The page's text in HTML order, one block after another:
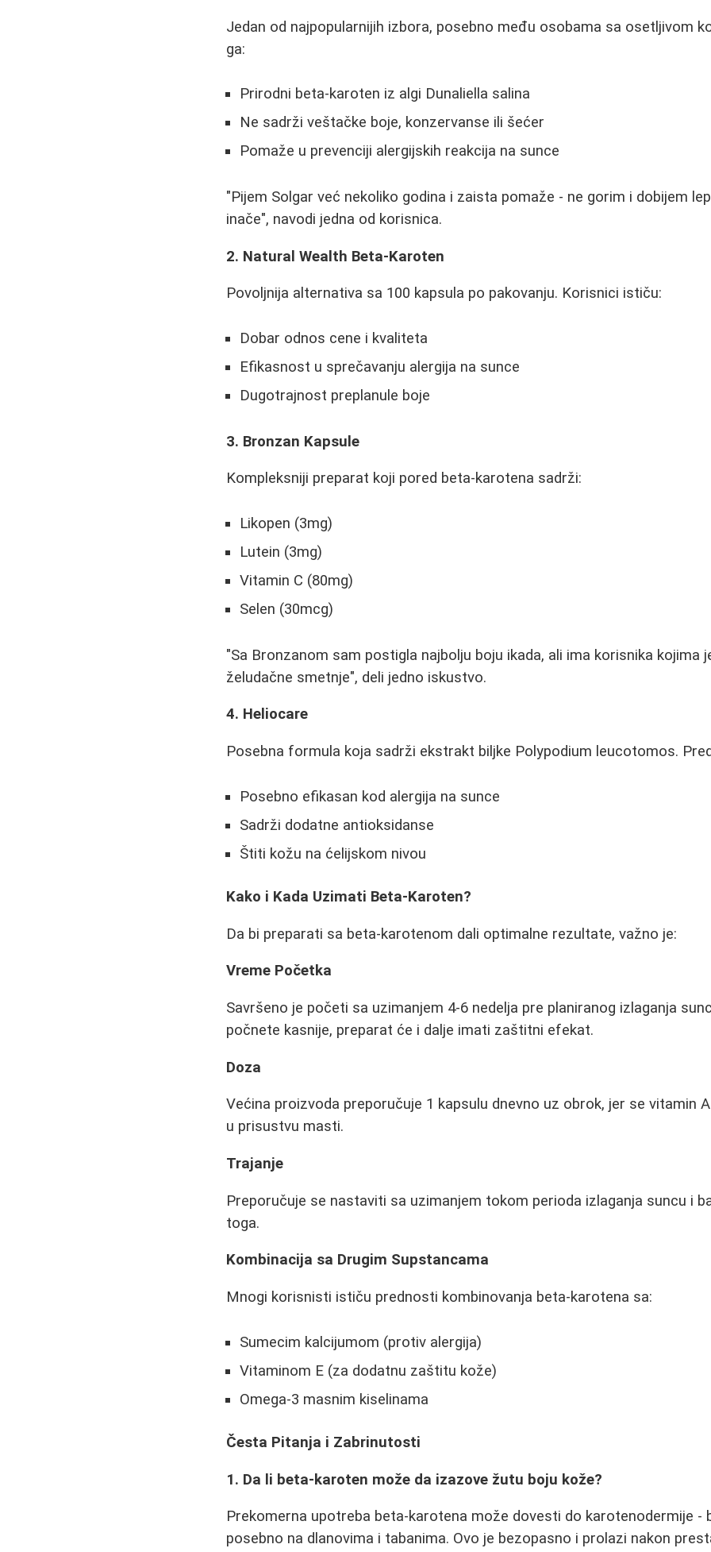
Jedan od najpopularnijih izbora, posebno među osobama sa osetljivom
ga:
Prirodni beta-karoten iz algi Dunaliella salina
Ne sadrži veštačke boje, konzervanse ili šećer
Pomaže u prevenciji alergijskih reakcija na sunce
"Pijem Solgar već nekoliko godina i zaista pomaže - ne gorim i dobijem
inače", navodi jedna od korisnica.
2. Natural Wealth Beta-Karoten
Povoljnija alternativa sa 100 kapsula po pakovanju. Korisnici ističu:
Dobar odnos cene i kvaliteta
Efikasnost u sprečavanju alergija na sunce
Dugotrajnost preplanule boje
3. Bronzan Kapsule
Kompleksniji preparat koji pored beta-karotena sadrži:
Likopen (3mg)
Lutein (3mg)
Vitamin C (80mg)
Selen (30mcg)
"Sa Bronzanom sam postigla najbolju boju ikada, ali ima korisnika kojima
želudačne smetnje", deli jedno iskustvo.
4. Heliocare
Posebna formula koja sadrži ekstrakt biljke Polypodium leucotomos.
Posebno efikasan kod alergija na sunce
Sadrži dodatne antioksidanse
Štiti kožu na ćelijskom nivou
Kako i Kada Uzimati Beta-Karoten?
Da bi preparati sa beta-karotenom dali optimalne rezultate, važno je:
Vreme Početka
Savršeno je početi sa uzimanjem 4-6 nedelja pre planiranog izlaganja
počnete kasnije, preparat će i dalje imati zaštitni efekat.
Doza
Većina proizvoda preporučuje 1 kapsulu dnevno uz obrok, jer se vitamin
u prisustvu masti.
Trajanje
Preporučuje se nastaviti sa uzimanjem tokom perioda izlaganja suncu i
toga.
Kombinacija sa Drugim Supstancama
Mnogi korisnisti ističu prednosti kombinovanja beta-karotena sa:
Sumecim kalcijumom (protiv alergija)
Vitaminom E (za dodatnu zaštitu kože)
Omega-3 masnim kiselinama
Česta Pitanja i Zabrinutosti
1. Da li beta-karoten može da izazove žutu boju kože?
Prekomerna upotreba beta-karotena može dovesti do karotenodermije -
posebno na dlanovima i tabanima. Ovo je bezopasno i prolazi nakon